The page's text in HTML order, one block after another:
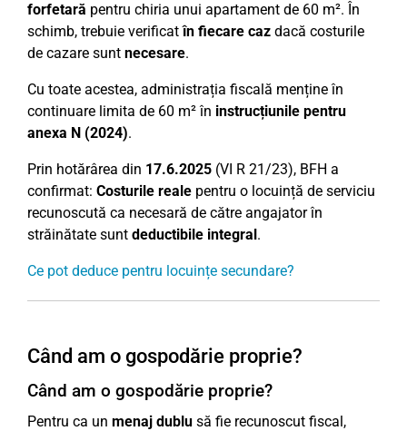
forfetară pentru chiria unui apartament de 60 m². În
schimb, trebuie verificatîn fiecare caz dacă costurile
de cazare sunt necesare.
Cu toate acestea, administrația fiscală menține în
continuare limita de 60 m² în instrucțiunile pentru
anexa N (2024).
Prin hotărârea din 17.6.2025 (VI R 21/23), BFH a
confirmat: Costurile reale pentru o locuință de serviciu
recunoscută ca necesară de către angajator în
străinătate sunt deductibile integral.
Ce pot deduce pentru locuințe secundare?
Când am o gospodărie proprie?
Când am o gospodărie proprie?
Pentru ca un menaj dublu să fie recunoscut fiscal,